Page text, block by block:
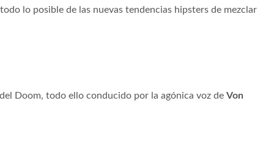
lo posible de las nuevas tendencias hipsters de mezclar
Doom, todo ello conducido por la agónica voz de Von